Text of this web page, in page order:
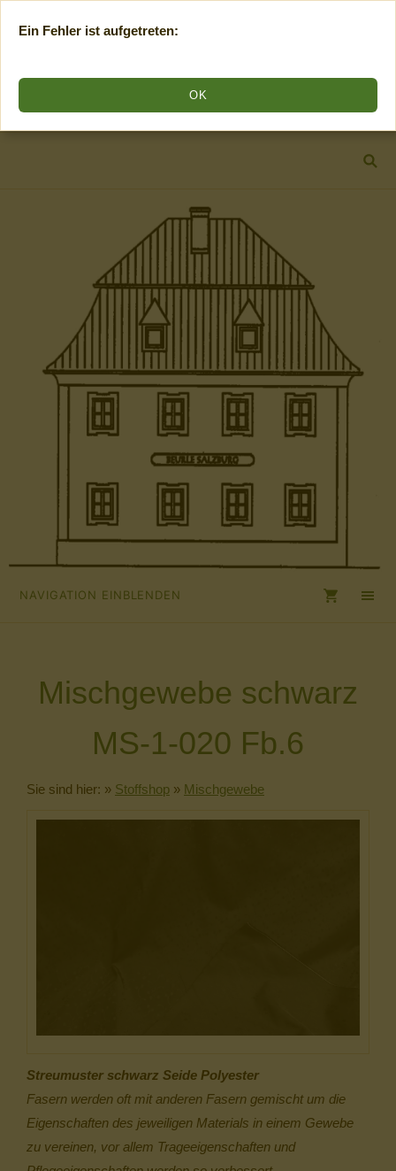
NAVIGATION EINBLENDEN
Mischgewebe schwarz
MS-1-020 Fb.6
Sie sind hier: » Stoffshop » Mischgewebe
Streumuster schwarz Seide Polyester
Fasern werden oft mit anderen Fasern gemischt um die
Eigenschaften des jeweiligen Materials in einem Gewebe
zu vereinen, vor allem Trageeigenschaften und
Ein Fehler ist aufgetreten:
OK